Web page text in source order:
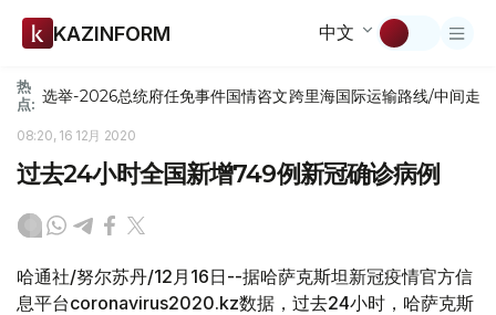
KAZINFORM 中文
热
点: 选举-2026总统府任免事件国情咨文跨里海国际运输路线/中间走廊
08:20, 16 12月 2020
过去24小时全国新增749例新冠确诊病例
哈通社/努尔苏丹/12月16日--据哈萨克斯坦新冠疫情官方信
息平台coronavirus2020.kz数据，过去24小时，哈萨克斯